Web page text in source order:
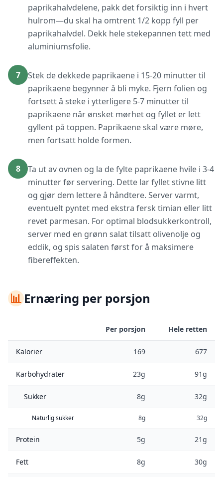
paprikahalvdelene, pakk det forsiktig inn i hvert
hulrom—du skal ha omtrent 1/2 kopp fyll per
paprikahalvdel. Dekk hele stekepannen tett med
aluminiumsfolie.
7
Stek de dekkede paprikaene i 15-20 minutter til
paprikaene begynner å bli myke. Fjern folien og
fortsett å steke i ytterligere 5-7 minutter til
paprikaene når ønsket mørhet og fyllet er lett
gyllent på toppen. Paprikaene skal være møre,
men fortsatt holde formen.
8
Ta ut av ovnen og la de fylte paprikaene hvile i 3-4
minutter før servering. Dette lar fyllet stivne litt
og gjør dem lettere å håndtere. Server varmt,
eventuelt pyntet med ekstra fersk timian eller litt
revet parmesan. For optimal blodsukkerkontroll,
server med en grønn salat tilsatt olivenolje og
eddik, og spis salaten først for å maksimere
fibereffekten.
📊Ernæring per porsjon
Per porsjon Hele retten
Kalorier 169 677
Karbohydrater 23g 91g
Sukker 8g 32g
Naturlig sukker 8g 32g
Protein 5g 21g
Fett 8g 30g